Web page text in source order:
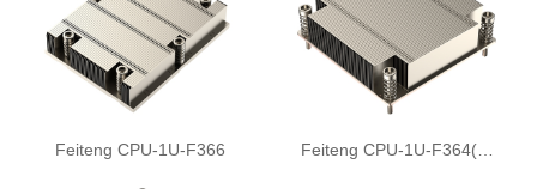
Feiteng CPU-1U-F366 Feiteng CPU-1U-F364(…